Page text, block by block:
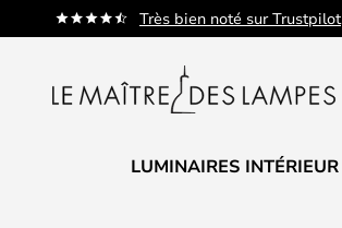
Très bien noté sur Trustpilot
Allez
au
LUMINAIRES INTÉRIEUR